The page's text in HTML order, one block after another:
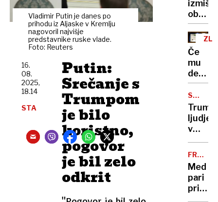
Vladimir Putin je danes po
prihodu iz Aljaske v Kremlju
nagovoril najvišje
predstavnike ruske vlade.
Foto: Reuters
Putin:
Srečanje s
Trumpom
je bilo
koristno,
pogovor
je bil zelo
odkrit
16.
08.
2025,
18.14
STA
ob
vetu
Če
mu
niso
dovolj
jih je
sobe
TRUMP-
PUTIN
ljudje
v
pustili
zaupne
gostje
KUHINJA
Med
pari
zrezek